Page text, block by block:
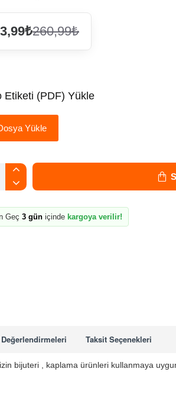
260,99₺
Etiketi (PDF) Yükle
Yükle
Geç 3 gün içinde kargoya verilir!
Taksit Seçenekleri
bijuteri , kaplama ürünleri kullanmaya